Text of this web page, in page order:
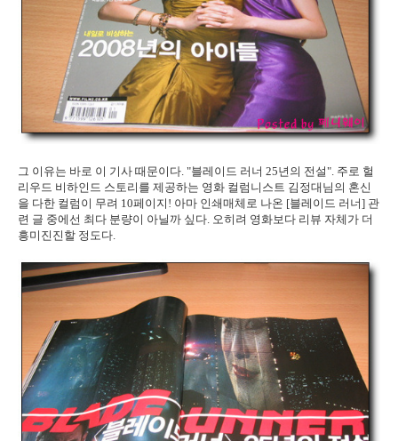
그 이유는 바로 이 기사 때문이다. "블레이드 러너 25년의 전설". 주로 헐
리우드 비하인드 스토리를 제공하는 영화 컬럼니스트 김정대님의 혼신
을 다한 컬럼이 무려 10페이지! 아마 인쇄매체로 나온 [블레이드 러너] 관
련 글 중에선 최다 분량이 아닐까 싶다. 오히려 영화보다 리뷰 자체가 더
흥미진진할 정도다.